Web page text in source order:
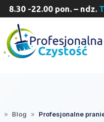
8.30 -22.00 pon. – ndz.
» Blog » Profesjonalne